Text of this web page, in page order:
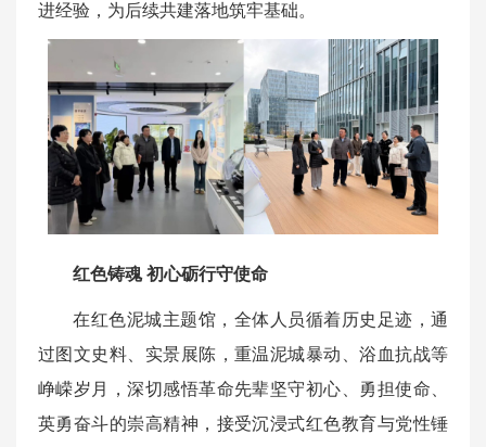
进经验，为后续共建落地筑牢基础。
红色铸魂 初心砺行守使命
在红色泥城主题馆，全体人员循着历史足迹，通
过图文史料、实景展陈，重温泥城暴动、浴血抗战等
峥嵘岁月，深切感悟革命先辈坚守初心、勇担使命、
英勇奋斗的崇高精神，接受沉浸式红色教育与党性锤